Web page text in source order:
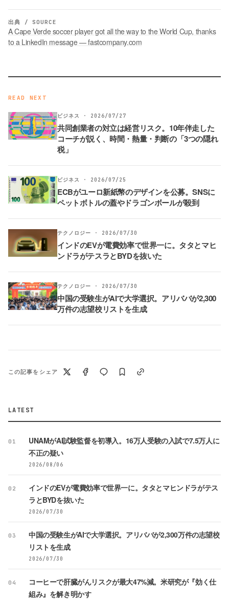
出典 / SOURCE
A Cape Verde soccer player got all the way to the World Cup, thanks
to a LinkedIn message — fastcompany.com
READ NEXT
ビジネス · 2026/07/27
共同創業者の対立は経営リスク。10年伴走した
コーチが説く、時間・熱量・判断の「3つの隠れ
税」
ビジネス · 2026/07/25
ECBがユーロ新紙幣のデザインを公募。SNSに
ペットボトルの蓋やドラゴンボールが殺到
テクノロジー · 2026/07/30
インドのEVが電費効率で世界一に。タタとマヒ
ンドラがテスラとBYDを抜いた
テクノロジー · 2026/07/30
中国の受験生がAIで大学選択。アリババが2,300
万件の志望校リストを生成
この記事をシェア
LATEST
01
UNAMがAI試験監督を初導入。16万人受験の入試で7.5万人に
不正の疑い
2026/08/06
02
インドのEVが電費効率で世界一に。タタとマヒンドラがテス
ラとBYDを抜いた
2026/07/30
03
中国の受験生がAIで大学選択。アリババが2,300万件の志望校
リストを生成
2026/07/30
04
コーヒーで肝臓がんリスクが最大47%減。米研究が『効く仕
組み』を解き明かす